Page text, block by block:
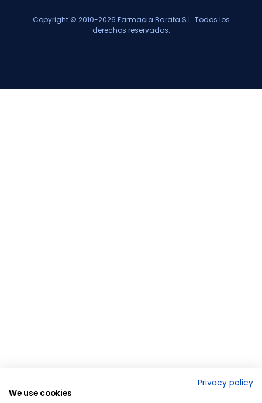
Copyright © 2010-2026 Farmacia Barata S.L. Todos los
derechos reservados.
Privacy policy
We use cookies